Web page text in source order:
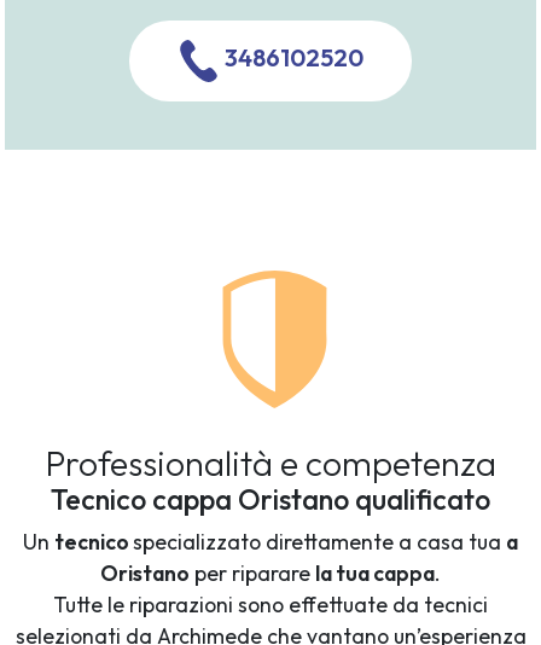
3486102520
Professionalità e competenza
Tecnico cappa Oristano qualificato
Un tecnicospecializzato direttamente a casa tua a
Oristano per riparare la tua cappa.
Tutte le riparazioni sono effettuate da tecnici
selezionati da Archimede che vantano un’esperienza